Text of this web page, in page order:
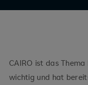
CAIRO ist das
wichtig und hat